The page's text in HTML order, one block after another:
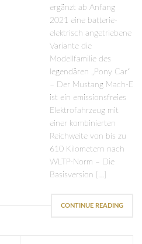
ergänzt ab Anfang
2021 eine batterie-
elektrisch angetriebene
Variante die
Modellfamilie des
legendären „Pony Car“
– Der Mustang Mach-E
ist ein emissionsfreies
Elektrofahrzeug mit
einer kombinierten
Reichweite von bis zu
610 Kilometern nach
WLTP-Norm – Die
Basisversion […]
CONTINUE READING